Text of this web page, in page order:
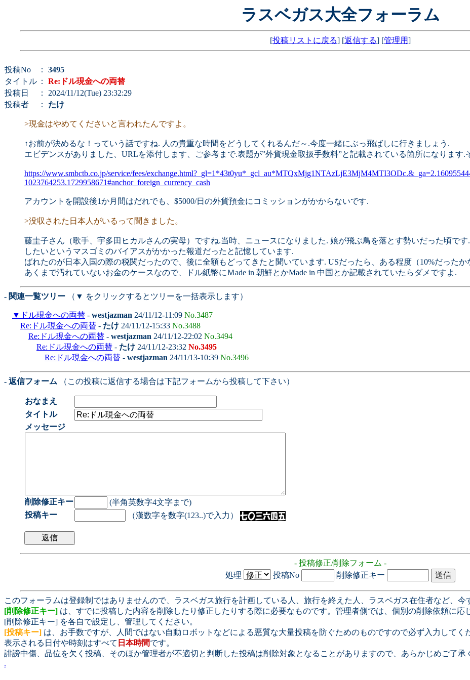
ラスベガス大全フォーラム
[投稿リストに戻る] [返信する] [管理用]
投稿No ： 3495
タイトル ： Re:ドル現金への両替
投稿日
： 2024/11/12(Tue) 23:32:29
投稿者
： たけ
>現金はやめてくださいと言われたんですよ。
↑お前が決めるな！っていう話ですね. 人の貴重な時間をどうしてくれるんだ～.今度一緒にぶっ飛ばしに行きましょう.
エビデンスがありました、URLを添付します、ご参考まで.表題が”外貨現金取扱手数料”と記載されている箇所になります
https://www.smbctb.co.jp/service/fees/
1023764253.1729958671#anchor_foreign_currency_cash
アカウントを開設後1か月間はだれでも、$5000/日の外貨預金にコミッションがかからないです.
>没収された日本人がいるって聞きました。
藤圭子さん（歌手、宇多田ヒカルさんの実母）ですね.当時、ニュースになりました. 娘が飛ぶ鳥を落とす勢いだった頃で
したいというマスゴミのバイアスがかかった報道だったと記憶しています.
ばれたのが日本入国の際の税関だったので、後に全額もどってきたと聞いています. USだったら、ある程度（10%だった
あくまで汚れていないお金のケースなので、ドル紙幣にＭade in 朝鮮とかMade in 中国とか記載されていたらダメですよ.
- 関連一覧ツリー （▼ をクリックするとツリーを一括表示します）
▼ ドル現金への両替 - westjazman 24/11/12-11:09 No.3487
Re:ドル現金への両替 - たけ 24/11/12-15:33 No.3488
Re:ドル現金への両替 - westjazman 24/11/12-22:02 No.3494
Re:ドル現金への両替 - たけ 24/11/12-23:32 No.3495
Re:ドル現金への両替 - westjazman 24/11/13-10:39 No.3496
- 返信フォーム （この投稿に返信する場合は下記フォームから投稿して下さい）
おなまえ
タイトル
メッセージ
削除修正キー
(半角英数字4文字まで)
投稿キー
（漢数字を数字(123..)で入力）
- 投稿修正/削除フォーム -
処理
投稿No 削除修正キー
このフォーラムは登録制ではありませんので、ラスベガス旅行を計画している人、旅行を終えた人、ラスベガス在住者など、今
[削除修正キー] は、すでに投稿した内容を削除したり修正したりする際に必要なものです。管理者側では、個別の削除依頼に
[削除修正キー] を各自で設定し、管理してください。
[投稿キー] は、お手数ですが、人間ではない自動ロボットなどによる悪質な大量投稿を防ぐためのものですので必ず入力してく
表示される日付や時刻はすべて 日本時間です。
誹謗中傷、品位を欠く投稿、そのほか管理者が不適切と判断した投稿は削除対象となることがありますので、あらかじめご了承
.